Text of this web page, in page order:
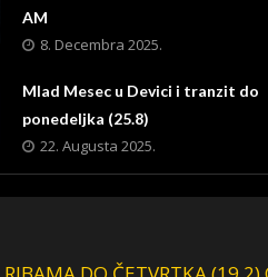
AM
8. Decembra 2025.
Mlad Mesec u Devici i tranzit do
ponedeljka (25.8)
22. Augusta 2025.